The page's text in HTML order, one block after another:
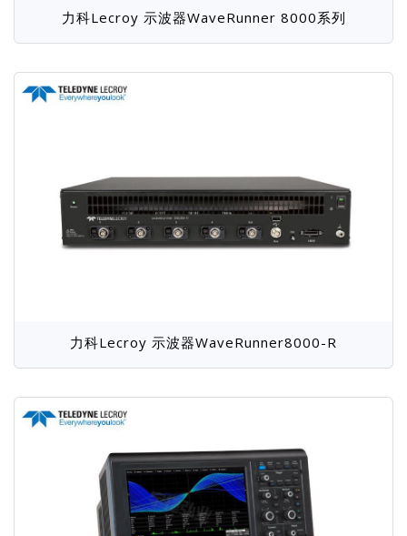
力科Lecroy 示波器WaveRunner 8000系列
力科Lecroy 示波器WaveRunner8000-R